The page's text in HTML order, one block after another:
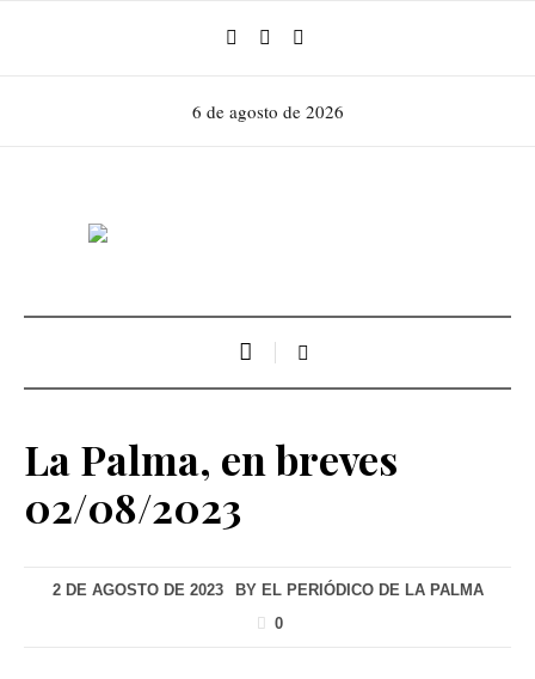
6 de agosto de 2026
La Palma, en breves
02/08/2023
2 DE AGOSTO DE 2023 BY EL PERIÓDICO DE LA PALMA
0